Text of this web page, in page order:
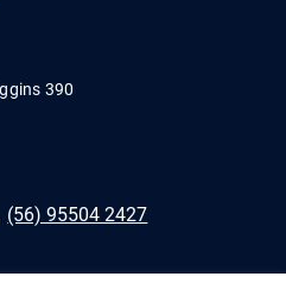
390
(56) 95504 2427